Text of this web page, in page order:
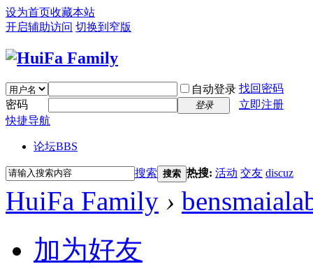
设为首页收藏本站
开启辅助访问 切换到窄版
自动登录 找回密码
密码
登录
立即注册
快捷导航
论坛BBS
搜索 搜索 热搜: 活动 交友 discuz
HuiFa Family ›
加为好友